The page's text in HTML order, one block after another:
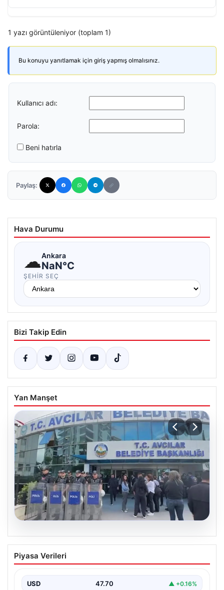
1 yazı görüntüleniyor (toplam 1)
Bu konuyu yanıtlamak için giriş yapmış olmalısınız.
Kullanıcı adı:
Parola:
Beni hatırla
Paylaş:
Hava Durumu
☁Ankara
NaN°C
ŞEHIR SEÇ
Bizi Takip Edin
Yan Manşet
05.08.2026
Avcılar Belediyesi’ne operasyon. 12
şüpheli gözaltına alındı
Piyasa Verileri
USD 47.70 ▲ +0.16%